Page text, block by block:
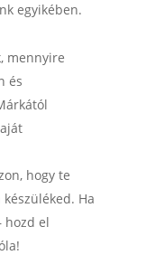
egyikében.
mennyire
és
hogy te
Ha
hozd el